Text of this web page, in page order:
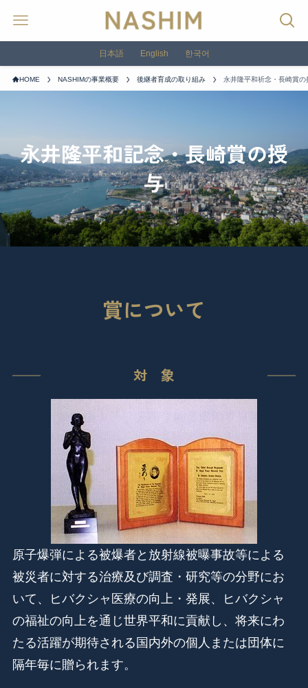
日本語 English 한국어
HOME NASHIMの事業概要 後継者育成の取り組み 永井隆平和祈念・長崎賞の
永井隆平和記念・長崎賞の授
与
賞について
対 象
原子爆弾による被爆者と放射線被曝事故等による
被災者に対する治療及び調査・研究等の分野にお
いて、ヒバクシャ医療の向上・発展、ヒバクシャ
の福祉の向上を通じ世界平和に貢献し、将来にわ
たる活躍が期待される国内外の個人または団体に
隔年毎に贈られます。